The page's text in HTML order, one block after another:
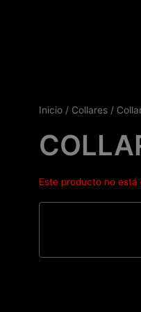
Inicio / Collares /
Este producto no